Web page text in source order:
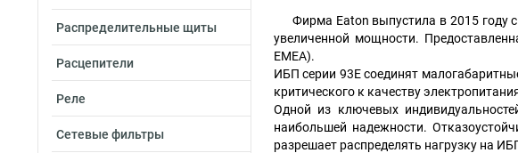
Распределительные щиты
Расцепители
Реле
Сетевые фильтры
Фирма Eaton выпустила в 2015 году
увеличенной мощности.
ЕМЕА).
ИБП серии 93Е соединят
критического к качеству
Одной из ключевых
наибольшей надежности.
разрешает распределять нагрузку на